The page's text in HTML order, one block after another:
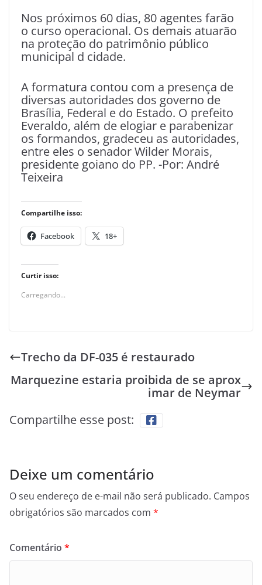
Nos próximos 60 dias, 80 agentes farão
o curso operacional. Os demais atuarão
na proteção do patrimônio público
municipal d cidade.
A formatura contou com a presença de
diversas autoridades dos governo de
Brasília, Federal e do Estado. O prefeito
Everaldo, além de elogiar e parabenizar
os formandos, gradeceu as autoridades,
entre eles o senador Wilder Morais,
presidente goiano do PP. -Por: André
Teixeira
Compartilhe isso:
Facebook 18+
Curtir isso:
Carregando...
Trecho da DF-035 é restaurado
Marquezine estaria proibida de se aprox
imar de Neymar
Compartilhe esse post:
Deixe um comentário
O seu endereço de e-mail não será publicado. Campos
obrigatórios são marcados com *
Comentário *